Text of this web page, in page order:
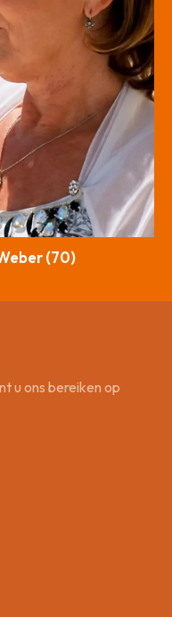
(70)
u ons bereiken op